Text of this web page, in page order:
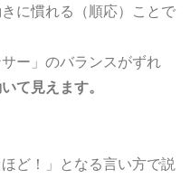
に慣れる（順応）ことで
ー」のバランスがずれ
て見えます。
ど！」となる言い方で説